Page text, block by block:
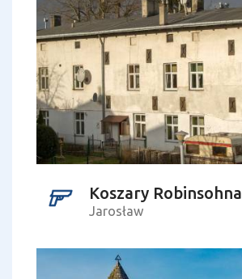
Koszary Robinsohna
Jarosław